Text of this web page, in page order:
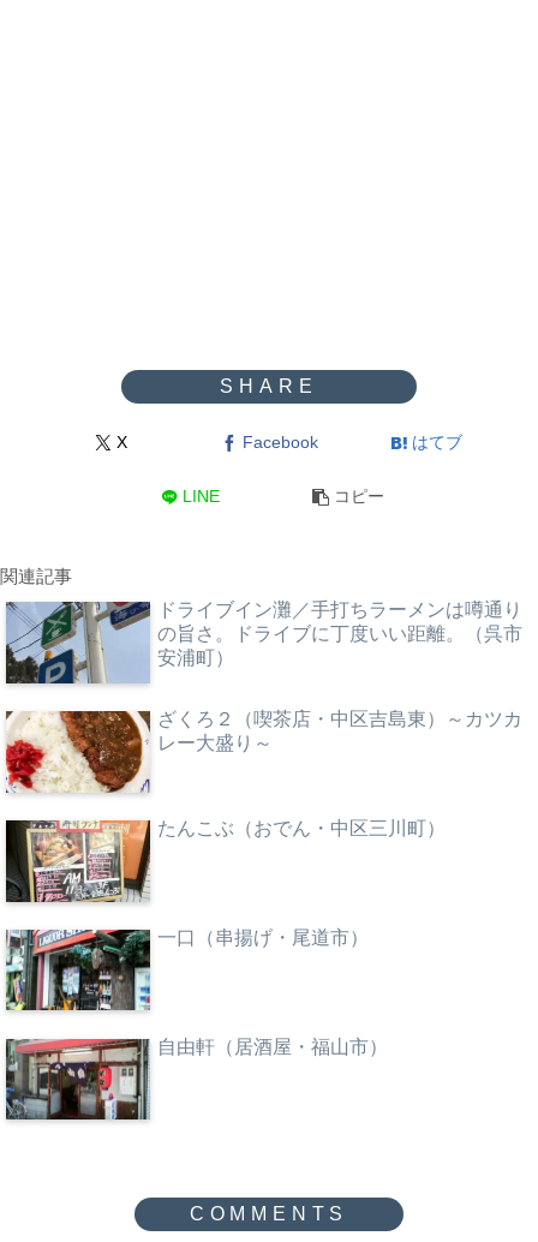
X Facebook はてブ
LINE コピー
関連記事
ドライブイン灘／手打ちラーメンは噂通り
の旨さ。ドライブに丁度いい距離。（呉市
安浦町）
ざくろ２（喫茶店・中区吉島東）～カツカ
レー大盛り～
たんこぶ（おでん・中区三川町）
一口（串揚げ・尾道市）
自由軒（居酒屋・福山市）